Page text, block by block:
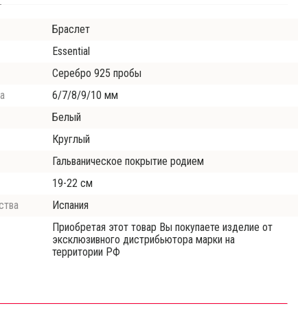
Браслет
Essential
Серебро 925 пробы
6/7/8/9/10 мм
Белый
Круглый
Гальваническое покрытие родием
19-22 см
Испания
Приобретая этот товар Вы покупаете изделие от
эксклюзивного дистрибьютора марки на
территории РФ